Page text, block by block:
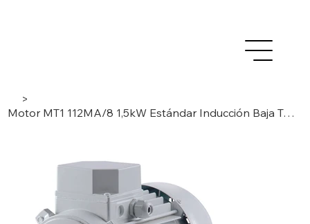
>
Motor MT1 112MA/8 1,5kW Estándar Inducción Baja Tensión AC- 3 Fases / 8 Polos